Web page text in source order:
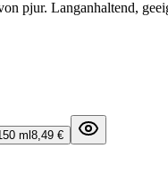
pjur. Langanhaltend,
ml 8,49 €